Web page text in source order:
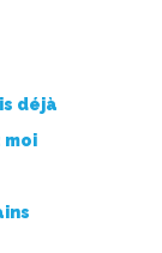
déjà
moi